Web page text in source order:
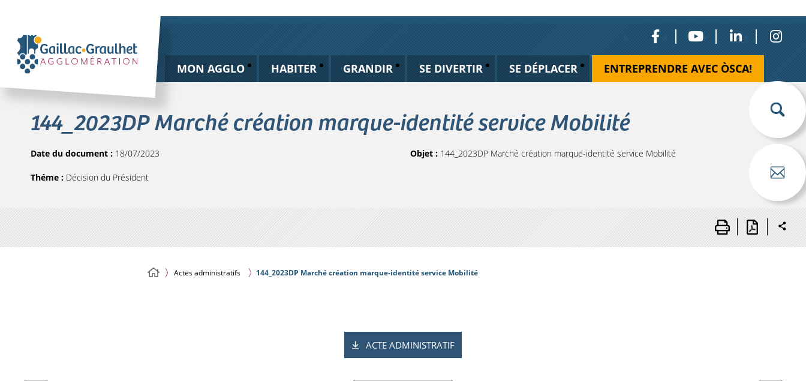
MON AGGLO HABITER GRANDIR SE DIVERTIR SE DÉPLACER ENTREPRENDRE AVEC ÒSCA!
144_2023DP Marché création marque-identité service Mobilité
Date du document : 18/07/2023
Théme : Décision du Président
Objet : 144_2023DP Marché création marque-identité service Mobilité
Actes administratifs 144_2023DP Marché création marque-identité service Mobilité
ACTE ADMINISTRATIF